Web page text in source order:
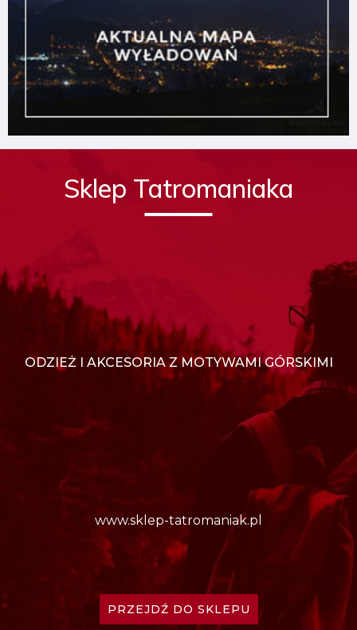
Sklep Tatromaniaka
ODZIEŻ I AKCESORIA Z MOTYWAMI GÓRSKIMI
www.sklep-tatromaniak.pl
PRZEJDŹ DO SKLEPU